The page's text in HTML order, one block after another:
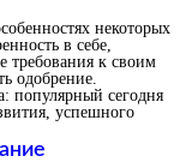
некоторых
в себе,
к своим
одобрение.
популярный сегодня
успешного